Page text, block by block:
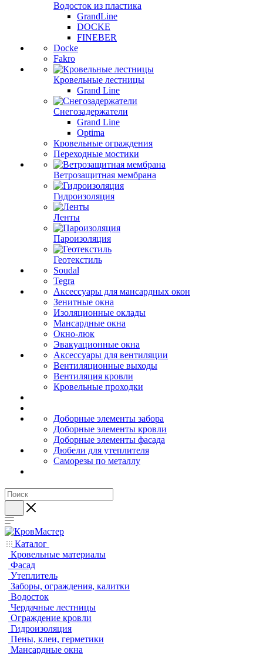
Водосток из пластика
GrandLine
DOCKE
FINEBER
Docke
Fakro
Кровельные лестницы
Grand Line
Снегозадержатели
Grand Line
Optima
Кровельные ограждения
Переходные мостики
Ветрозащитная мембрана
Гидроизоляция
Ленты
Пароизоляция
Геотекстиль
Soudal
Tegra
Аксессуары для мансардных окон
Зенитные окна
Изоляционные оклады
Мансардные окна
Окно-люк
Эвакуационные окна
Аксессуары для вентиляции
Вентиляционные выходы
Вентиляция кровли
Кровельные проходки
Доборные элементы забора
Доборные элементы кровли
Доборные элементы фасада
Дюбели для утеплителя
Саморезы по металлу
Каталог
Кровельные материалы
Фасад
Утеплитель
Заборы, ограждения, калитки
Водосток
Чердачные лестницы
Ограждение кровли
Гидроизоляция
Пены, клеи, герметики
Мансардные окна